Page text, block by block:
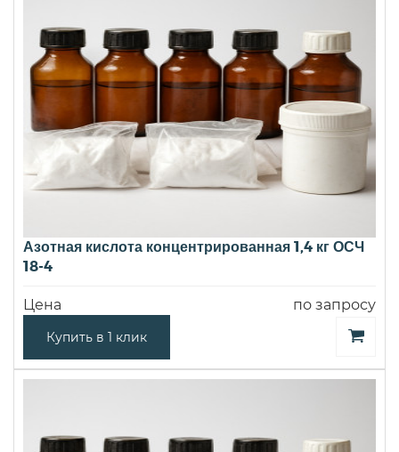
Азотная кислота концентрированная 1,4 кг ОСЧ
18-4
Цена по запросу
Купить в 1 клик